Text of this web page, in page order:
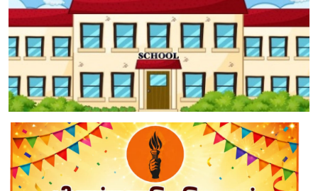
J $ K
Uttra Khand
Staff Details
Sports